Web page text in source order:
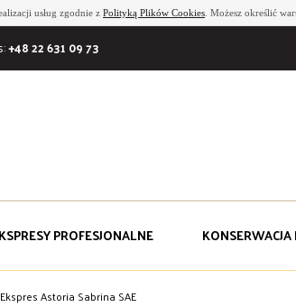
usług zgodnie z Polityką Plików Cookies . Możesz określić
+48 22 631 09 73
PROFESJONALNE
Ekspres Astoria Sabrina SAE